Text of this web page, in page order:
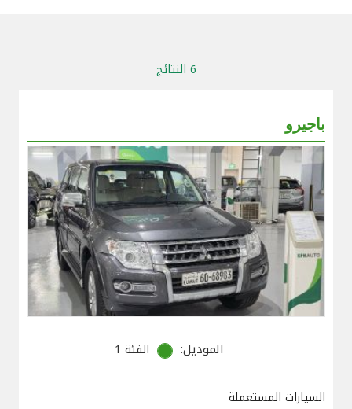
مملكة البحرين
6 النتائج
باجيرو
الموديل: الفئة 1
السيارات المستعملة